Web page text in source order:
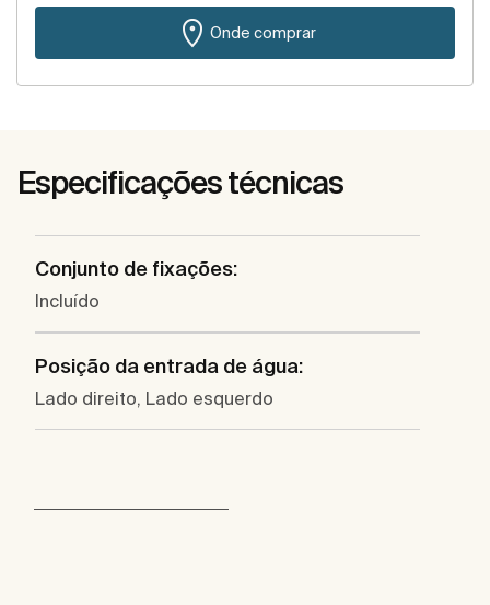
Onde comprar
Especificações técnicas
Conjunto de fixações:
Incluído
Posição da entrada de água:
Lado direito, Lado esquerdo